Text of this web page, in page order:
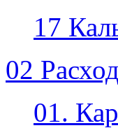
17
02
01.